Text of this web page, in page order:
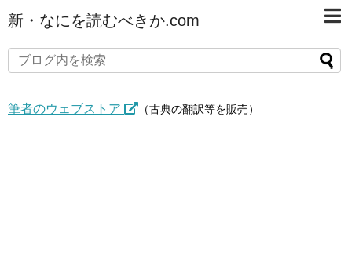
新・なにを読むべきか.com
筆者のウェブストア （古典の翻訳等を販売）